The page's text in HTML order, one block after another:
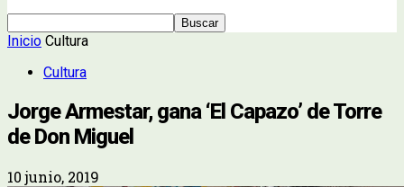
Inicio Cultura
Cultura
Jorge Armestar, gana ‘El Capazo’ de Torre
de Don Miguel
10 junio, 2019